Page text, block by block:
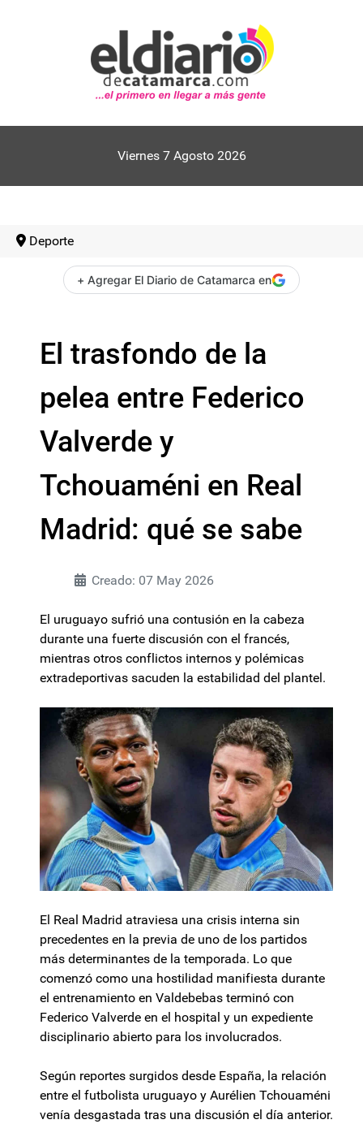
Viernes 7 Agosto 2026
Deporte
+ Agregar El Diario de Catamarca en
El trasfondo de la
pelea entre Federico
Valverde y
Tchouaméni en Real
Madrid: qué se sabe
Creado: 07 May 2026
El uruguayo sufrió una contusión en la cabeza
durante una fuerte discusión con el francés,
mientras otros conflictos internos y polémicas
extradeportivas sacuden la estabilidad del plantel.
El Real Madrid atraviesa una crisis interna sin
precedentes en la previa de uno de los partidos
más determinantes de la temporada. Lo que
comenzó como una hostilidad manifiesta durante
el entrenamiento en Valdebebas terminó con
Federico Valverde en el hospital y un expediente
disciplinario abierto para los involucrados.
Según reportes surgidos desde España, la relación
entre el futbolista uruguayo y Aurélien Tchouaméni
venía desgastada tras una discusión el día anterior.